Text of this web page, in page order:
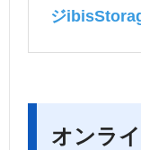
ジ
オンラ